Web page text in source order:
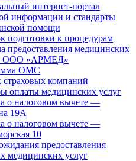
интернет-портал
информации и стандарты
помощи
подготовки к процедурам
предоставления медицинских
ООО «АРМЕД»
ОМС
компаний
оплаты медицинских услуг
о налоговом вычете —
19А
о налоговом вычете —
10
предоставления
медицинских услуг